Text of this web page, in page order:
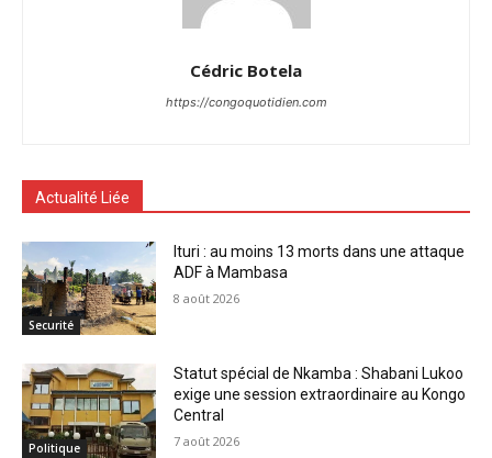
Cédric Botela
https://congoquotidien.com
Actualité Liée
Securité
Ituri : au moins 13 morts dans une attaque
ADF à Mambasa
8 août 2026
Politique
Statut spécial de Nkamba : Shabani Lukoo
exige une session extraordinaire au Kongo
Central
7 août 2026